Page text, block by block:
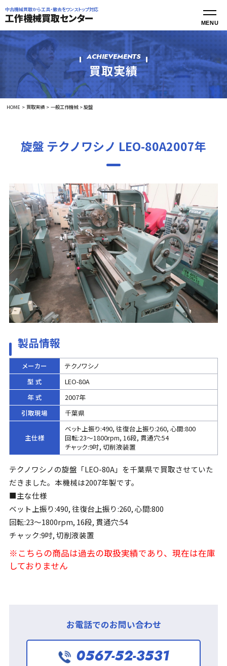
中古機械買取から工具・撤去をワンストップ対応
工作機械買取センター
ACHIEVEMENTS
買取実績
HOME 買取実績 一般工作機械 旋盤
旋盤 テクノワシノ LEO-80A2007年
製品情報
メーカー
テクノワシノ
型 式
LEO-80A
年 式
2007年
引取現場
千葉県
主仕様
ベット上振り:490, 往復台上振り:260, 心間:800
回転:23～1800rpm, 16段, 貫通穴:54
チャック:9吋, 切削液装置
テクノワシノの旋盤「LEO-80A」を千葉県で買取させていた
だきました。本機械は2007年製です。
■主な仕様
ベット上振り:490, 往復台上振り:260, 心間:800
回転:23～1800rpm, 16段, 貫通穴:54
チャック:9吋, 切削液装置
※こちらの商品は過去の取扱実績であり、現在は在庫
しておりません
お電話でのお問い合わせ
0567-52-3531